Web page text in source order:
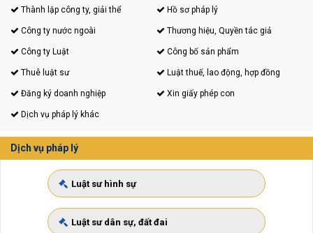
Thành lập công ty, giải thể Hồ sơ pháp lý
Công ty nước ngoài Thương hiệu, Quyền tác giả
Công ty Luật Công bố sản phẩm
Thuê luật sư Luật thuế, lao động, hợp đồng
Đăng ký doanh nghiệp Xin giấy phép con
Dịch vụ pháp lý khác
Dịch vụ pháp lý
Luật sư hình sự
Luật sư dân sự, đất đai